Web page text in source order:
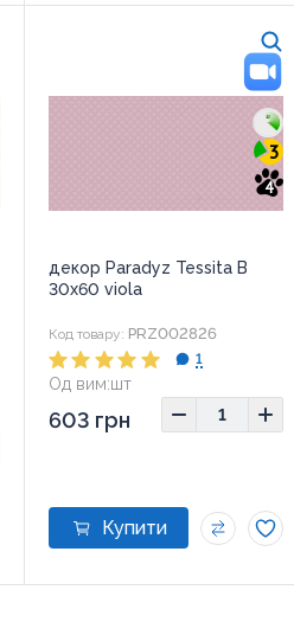
3
4
декор Paradyz Tessita B
30x60 viola
Код товару: PRZ002826
Од вим:шт
1
603 грн